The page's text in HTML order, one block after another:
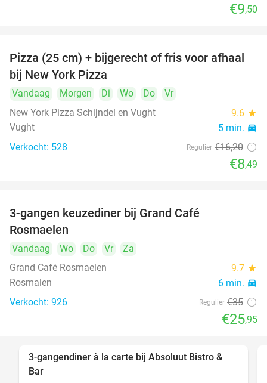
€9,50
48%
Pizza (25 cm) + bijgerecht of fris voor afhaal
bij New York Pizza
Vandaag Morgen Di Wo Do
Vr
New York Pizza Schijndel en Vught
9.6 star
Vught 5 min. directions_car
Verkocht: 528 Regulier €16,20
€8,49
3-gangen keuzediner bij Grand Café
Rosmaelen
Vandaag Wo Do Vr
Za
Grand Café Rosmaelen
9.7 star
Rosmalen 6 min. directions_car
Verkocht: 926 Regulier €35
€25,95
37%
3-gangendiner à la carte bij Absoluut Bistro &
Bar